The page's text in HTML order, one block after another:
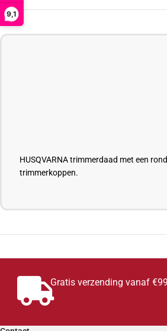
9,1
HUSQVARNA trimmerdaad met een
trimmerkoppen.
Gratis verzending vanaf